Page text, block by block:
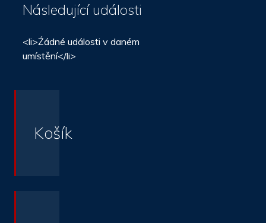
Následující události
<li>Źádné události v daném
umístění</li>
Košík